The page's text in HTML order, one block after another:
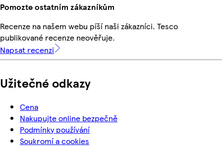
Pomozte ostatním zákazníkům
Recenze na našem webu píší naši zákazníci. Tesco
publikované recenze neověřuje.
Napsat recenzi
Užitečné odkazy
Cena
Nakupujte online bezpečně
Podmínky používání
Soukromí a cookies